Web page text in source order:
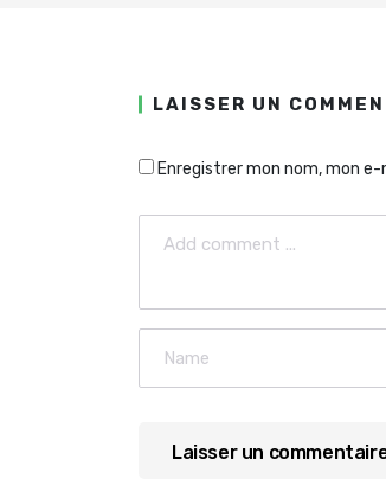
LAISSER UN
Enregistrer mon nom, mon